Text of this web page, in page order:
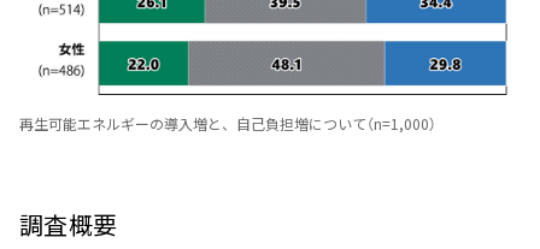
再生可能エネルギーの導入増と、自己負担増について（n=1,000）
調査概要